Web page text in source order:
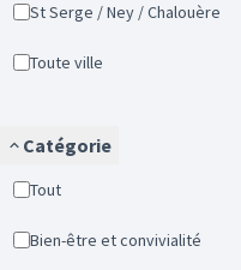
St Serge / Ney / Chalouère
Toute ville
Catégorie
Tout
Bien-être et convivialité